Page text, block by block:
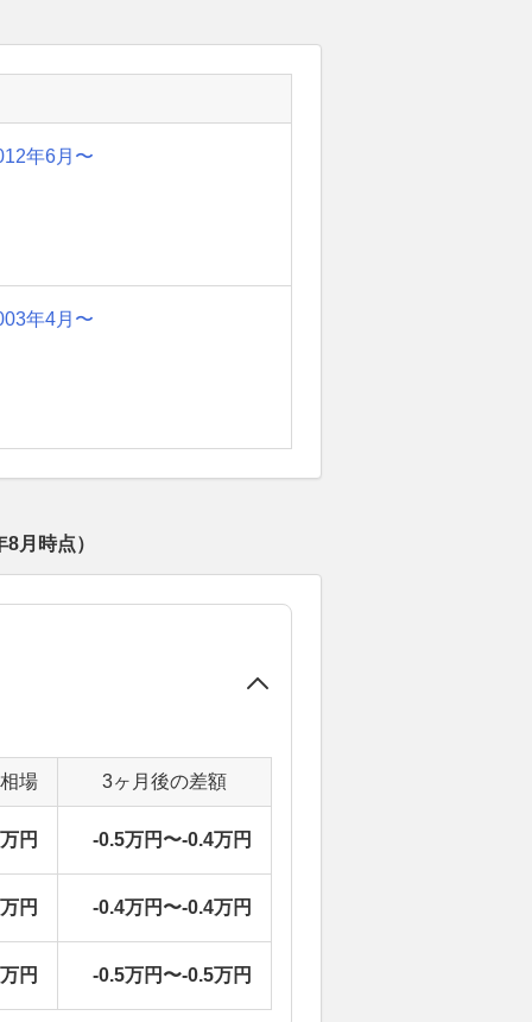
年6月〜
年4月〜
8月 時点）
場 3ヶ月後の差額
円 -0.5万円〜-0.4万円
円 -0.4万円〜-0.4万円
円 -0.5万円〜-0.5万円